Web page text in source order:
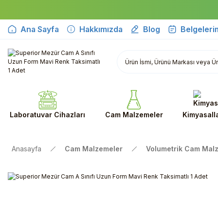
Ana Sayfa Hakkımızda Blog
Laboratuvar Cihazları Cam Malzemeler
Anasayfa Cam Malzemeler Volumetrik Cam